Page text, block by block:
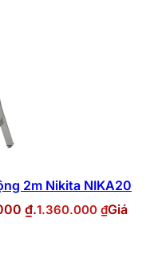
2m Nikita NIKA20
₫.1.360.000 ₫Giá